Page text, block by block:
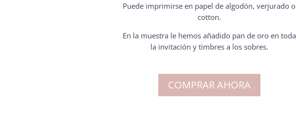
Puede imprimirse en papel de algodón, verjurado o
cotton.
En la muestra le hemos añadido pan de oro en toda
la invitación y timbres a los sobres.
COMPRAR AHORA